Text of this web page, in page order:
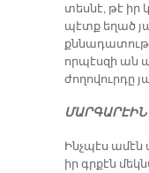
տեսնէ, թէ իր
պէտք եղած
որպէսզի ան
ժողովուրդը
Ինչպէս
իր գրքէն